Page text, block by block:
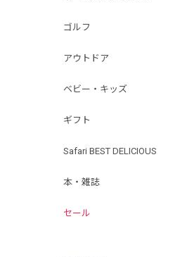
ゴルフ
アウトドア
ベビー・キッズ
ギフト
Safari BEST DELICIOUS
本・雑誌
セール